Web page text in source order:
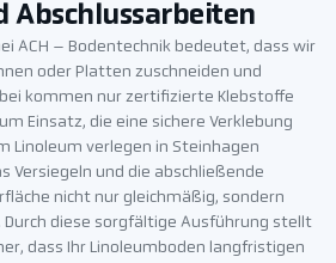
Abschlussarbeiten
ACH – Bodentechnik bedeutet, dass wir
oder Platten zuschneiden und
kommen nur zertifizierte Klebstoffe
Einsatz, die eine sichere Verklebung
Linoleum verlegen in Steinhagen
Versiegeln und die abschließende
nicht nur gleichmäßig, sondern
diese sorgfältige Ausführung stellt
dass Ihr Linoleumboden langfristigen